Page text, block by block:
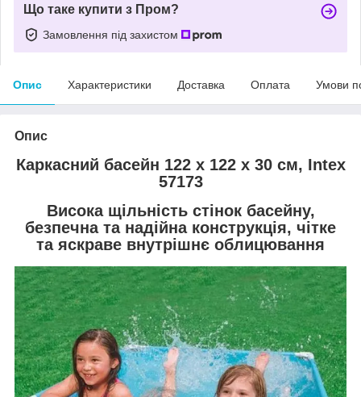
Що таке купити з Пром?
Замовлення під захистом
Опис Характеристики Доставка Оплата Умови
Опис
Каркасний басейн 122 х 122 х 30 см, Intex
57173
Висока щільність стінок басейну,
безпечна та надійна конструкція, чітке
та яскраве внутрішнє облицювання